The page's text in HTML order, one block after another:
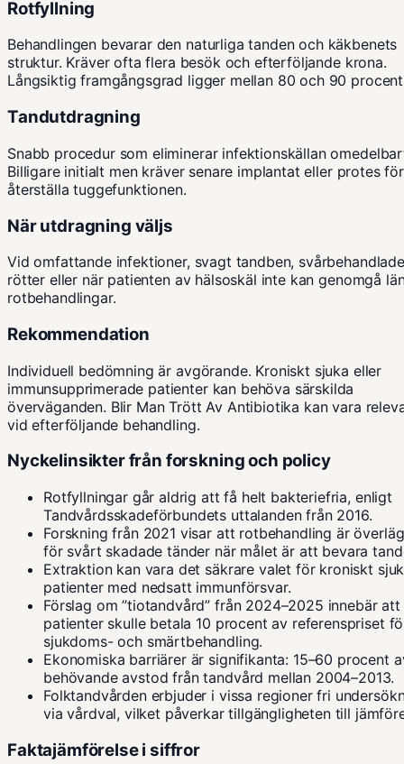
Rotfyllning
Behandlingen bevarar den naturliga tanden och käkbenets
struktur. Kräver ofta flera besök och efterföljande krona.
Långsiktig framgångsgrad ligger mellan 80 och 90
Tandutdragning
Snabb procedur som eliminerar infektionskällan
Billigare initialt men kräver senare implantat eller protes
återställa tuggefunktionen.
När utdragning väljs
Vid omfattande infektioner, svagt tandben, svårbehandlade
rötter eller när patienten av hälsoskäl inte kan genomgå
rotbehandlingar.
Rekommendation
Individuell bedömning är avgörande. Kroniskt sjuka eller
immunsupprimerade patienter kan behöva särskilda
överväganden. Blir Man Trött Av Antibiotika kan vara
vid efterföljande behandling.
Nyckelinsikter från forskning och policy
Rotfyllningar går aldrig att få helt bakteriefria, enligt
Tandvårdsskadeförbundets uttalanden från 2016.
Forskning från 2021 visar att rotbehandling är
för svårt skadade tänder när målet är att bevara
Extraktion kan vara det säkrare valet för kroniskt
patienter med nedsatt immunförsvar.
Förslag om ”tiotandvård” från 2024–2025 innebär att
patienter skulle betala 10 procent av referenspriset
sjukdoms- och smärtbehandling.
Ekonomiska barriärer är signifikanta: 15–60 procent
behövande avstod från tandvård mellan 2004–2013.
Folktandvården erbjuder i vissa regioner fri
via vårdval, vilket påverkar tillgängligheten till
Faktajämförelse i siffror